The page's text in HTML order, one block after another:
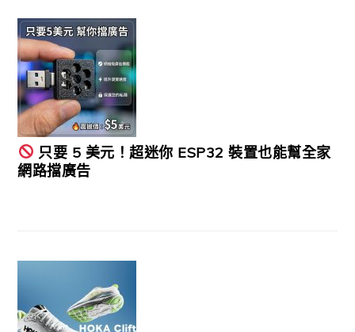
只要 5 美元！超迷你 ESP32 裝置也能幫全家
網路擋廣告